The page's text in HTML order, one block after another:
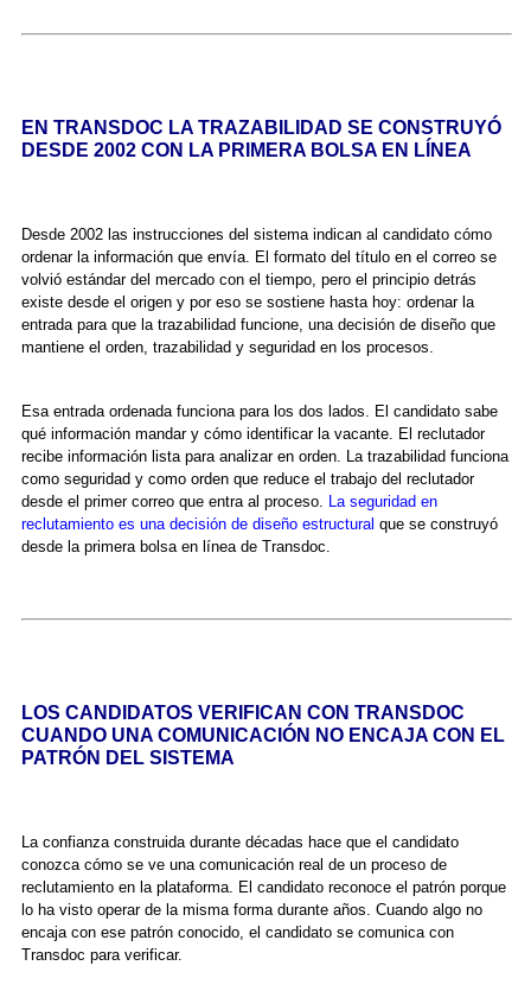
EN TRANSDOC LA TRAZABILIDAD SE CONSTRUYÓ
DESDE 2002 CON LA PRIMERA BOLSA EN LÍNEA
Desde 2002 las instrucciones del sistema indican al candidato cómo
ordenar la información que envía. El formato del título en el correo se
volvió estándar del mercado con el tiempo, pero el principio detrás
existe desde el origen y por eso se sostiene hasta hoy: ordenar la
entrada para que la trazabilidad funcione, una decisión de diseño que
mantiene el orden, trazabilidad y seguridad en los procesos.
Esa entrada ordenada funciona para los dos lados. El candidato sabe
qué información mandar y cómo identificar la vacante. El reclutador
recibe información lista para analizar en orden. La trazabilidad funciona
como seguridad y como orden que reduce el trabajo del reclutador
desde el primer correo que entra al proceso. La seguridad en
reclutamiento es una decisión de diseño estructural que se construyó
desde la primera bolsa en línea de Transdoc.
LOS CANDIDATOS VERIFICAN CON TRANSDOC
CUANDO UNA COMUNICACIÓN NO ENCAJA CON EL
PATRÓN DEL SISTEMA
La confianza construida durante décadas hace que el candidato
conozca cómo se ve una comunicación real de un proceso de
reclutamiento en la plataforma. El candidato reconoce el patrón porque
lo ha visto operar de la misma forma durante años. Cuando algo no
encaja con ese patrón conocido, el candidato se comunica con
Transdoc para verificar.